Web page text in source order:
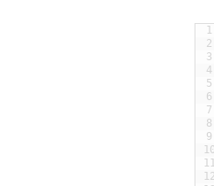
1
2
3
4
5
6
7
8
9
10
11
12